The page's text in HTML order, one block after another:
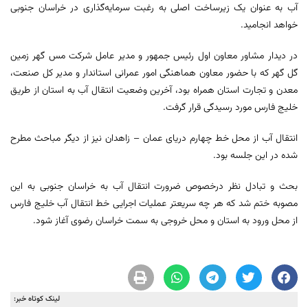
آب به عنوان یک زیرساخت اصلی به رغبت سرمایه‌گذاری در خراسان جنوبی
خواهد انجامید.
در دیدار مشاور معاون اول رئیس جمهور و مدیر عامل شرکت مس گهر زمین
گل گهر که با حضور معاون هماهنگی امور عمرانی استاندار و مدیر کل صنعت،
معدن و تجارت استان همراه بود، آخرین وضعیت انتقال آب به استان از طریق
خلیج فارس مورد رسیدگی قرار گرفت.
انتقال آب از محل خط چهارم دریای عمان – زاهدان نیز از دیگر مباحث مطرح
شده در این جلسه بود.
بحث و تبادل نظر درخصوص ضرورت انتقال آب به خراسان جنوبی به این
مصوبه ختم شد که هر چه سریعتر عملیات اجرایی خط انتقال آب خلیج فارس
از محل ورود به استان و محل خروجی به سمت خراسان رضوی آغاز شود.
لینک کوتاه خبر: